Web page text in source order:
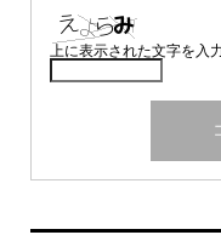
上に表示された文字を入